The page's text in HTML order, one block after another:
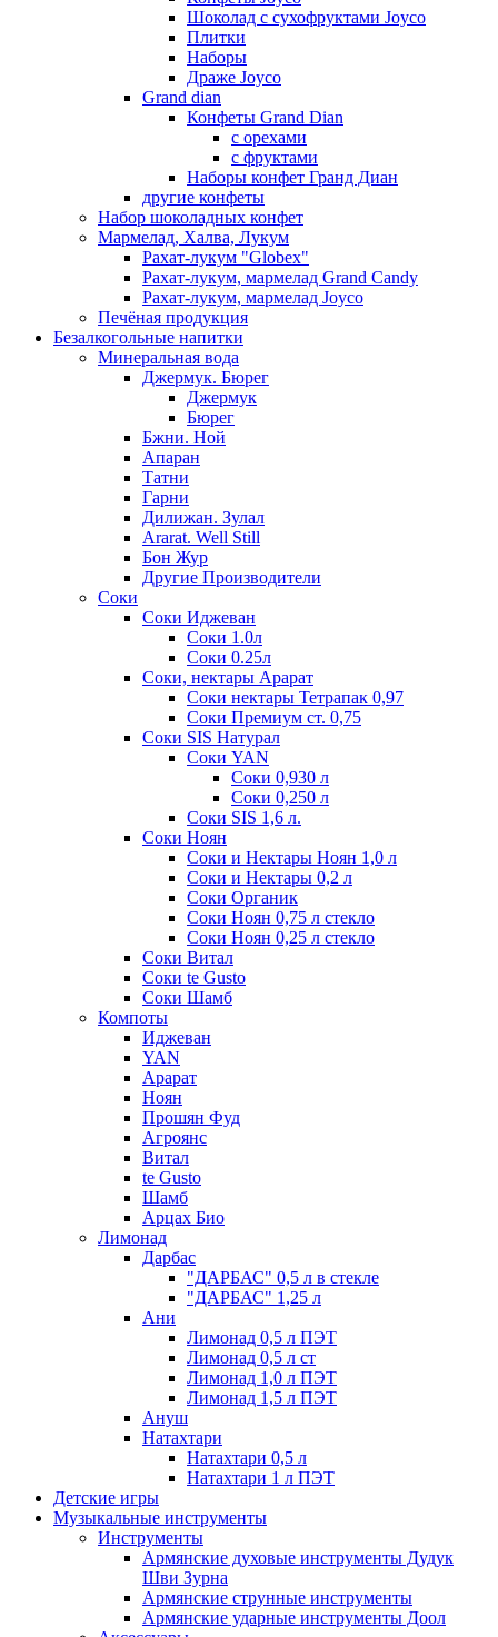
Шоколад с сухофруктами Joyco
Плитки
Наборы
Драже Joyco
Grand dian
Конфеты Grand Dian
с орехами
с фруктами
Наборы конфет Гранд Диан
другие конфеты
Набор шоколадных конфет
Мармелад, Халва, Лукум
Рахат-лукум "Globex"
Рахат-лукум, мармелад Grand Candy
Рахат-лукум, мармелад Joyco
Печёная продукция
Безалкогольные напитки
Минеральная вода
Джермук. Бюрег
Джермук
Бюрег
Бжни. Ной
Апаран
Татни
Гарни
Дилижан. Зулал
Ararat. Well Still
Бон Жур
Другие Производители
Соки
Соки Иджеван
Соки 1.0л
Соки 0.25л
Соки, нектары Арарат
Соки нектары Тетрапак 0,97
Соки Премиум ст. 0,75
Соки SIS Натурал
Соки YAN
Соки 0,930 л
Соки 0,250 л
Соки SIS 1,6 л.
Соки Ноян
Соки и Нектары Ноян 1,0 л
Соки и Нектары 0,2 л
Соки Органик
Соки Ноян 0,75 л стекло
Соки Ноян 0,25 л стекло
Соки Витал
Соки te Gusto
Соки Шамб
Компоты
Иджеван
YAN
Арарат
Ноян
Прошян Фуд
Агроянс
Витал
te Gusto
Шамб
Арцах Био
Лимонад
Дарбас
"ДАРБАС" 0,5 л в стекле
"ДАРБАС" 1,25 л
Ани
Лимонад 0,5 л ПЭТ
Лимонад 0,5 л ст
Лимонад 1,0 л ПЭТ
Лимонад 1,5 л ПЭТ
Ануш
Натахтари
Натахтари 0,5 л
Натахтари 1 л ПЭТ
Детские игры
Музыкальные инструменты
Инструменты
Армянские духовые инструменты Дудук
Шви Зурна
Армянские струнные инструменты
Армянские ударные инструменты Доол